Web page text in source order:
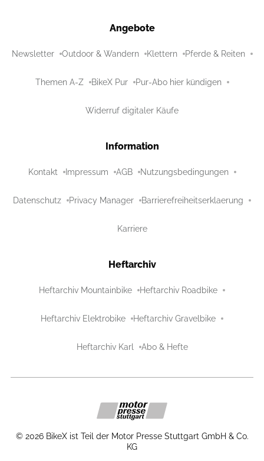
Angebote
Newsletter Outdoor & Wandern Klettern Pferde & Reiten
Themen A-Z BikeX Pur Pur-Abo hier kündigen
Widerruf digitaler Käufe
Information
Kontakt Impressum AGB Nutzungsbedingungen
Datenschutz Privacy Manager Barrierefreiheitserklaerung
Karriere
Heftarchiv
Heftarchiv Mountainbike Heftarchiv Roadbike
Heftarchiv Elektrobike Heftarchiv Gravelbike
Heftarchiv Karl Abo & Hefte
© 2026 BikeX ist Teil der Motor Presse Stuttgart GmbH & Co.
KG